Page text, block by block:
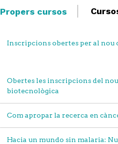
Propers cursos
Inscripcions obertes per al nou
Obertes les inscripcions del
biotecnològica
Com apropar la recerca en
Hacia un mundo sin malaria: